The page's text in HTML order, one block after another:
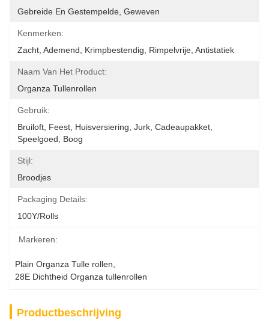
Gebreide En Gestempelde, Geweven
Kenmerken:
Zacht, Ademend, Krimpbestendig, Rimpelvrije, Antistatiek
Naam Van Het Product:
Organza Tullenrollen
Gebruik:
Bruiloft, Feest, Huisversiering, Jurk, Cadeaupakket,
Speelgoed, Boog
Stijl:
Broodjes
Packaging Details:
100Y/rolls
Markeren:
Plain Organza Tulle rollen
28E Dichtheid Organza tullenrollen
Productbeschrijving